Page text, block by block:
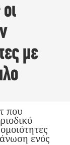
με
που
ενός